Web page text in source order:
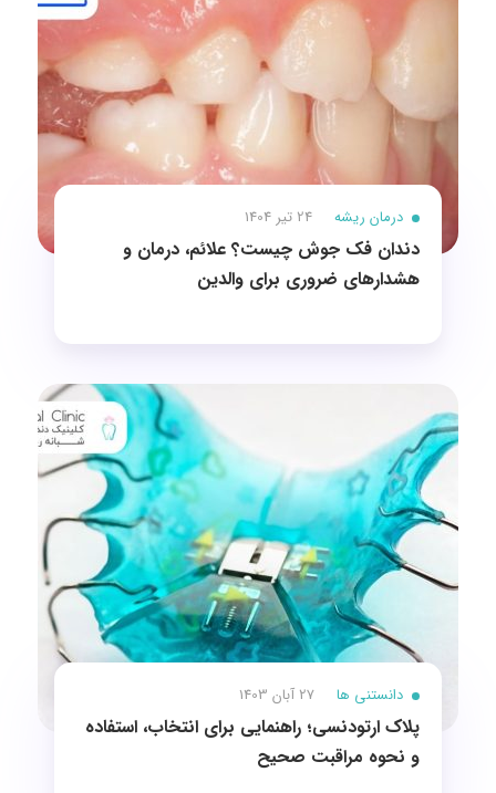
درمان ریشه 24 تیر 1404
دندان فک جوش چیست؟ علائم، درمان و
هشدارهای ضروری برای والدین
دانستنی ها 27 آبان 1403
پلاک ارتودنسی؛ راهنمایی برای انتخاب، استفاده
و نحوه مراقبت صحیح